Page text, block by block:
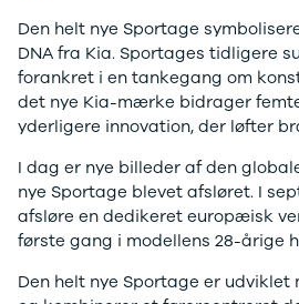
Tilbud
Tourneo
Custom
Modeller
Anmeldelser
Tilbud
E-Tourneo
Custom
Modeller
Anmeldelser
Tilbud
Q5
Q7
S3
SQ5
SQ7
e-tron
TT
S5
BMW
Elbil
Den helt nye Sportage
DNA fra Kia. Sportages tidligere
forankret i en tankegang om
det nye Kia-mærke bidrager
yderligere innovation, der løfter
I dag er nye billeder af den
nye Sportage blevet afsløret. I
afsløre en dedikeret europæisk
første gang i modellens 28-årige
Den helt nye Sportage er